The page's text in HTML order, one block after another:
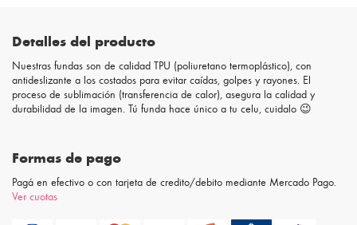
Detalles del producto
Nuestras fundas son de calidad TPU (poliuretano termoplástico), con
antideslizante a los costados para evitar caídas, golpes y rayones. El
proceso de sublimación (transferencia de calor), asegura la calidad y
durabilidad de la imagen. Tú funda hace único a tu celu, cuidalo 😉
Formas de pago
Pagá en efectivo o con tarjeta de credito/debito mediante Mercado Pago.
Ver cuotas